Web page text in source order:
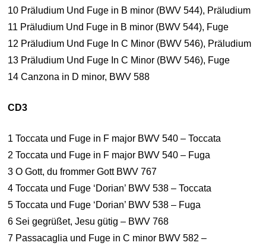
10 Präludium Und Fuge in B minor (BWV 544), Präludium
11 Präludium Und Fuge in B minor (BWV 544), Fuge
12 Präludium Und Fuge In C Minor (BWV 546), Präludium
13 Präludium Und Fuge In C Minor (BWV 546), Fuge
14 Canzona in D minor, BWV 588
CD3
1 Toccata und Fuge in F major BWV 540 – Toccata
2 Toccata und Fuge in F major BWV 540 – Fuga
3 O Gott, du frommer Gott BWV 767
4 Toccata und Fuge ‘Dorian’ BWV 538 – Toccata
5 Toccata und Fuge ‘Dorian’ BWV 538 – Fuga
6 Sei gegrüßet, Jesu gütig – BWV 768
7 Passacaglia und Fuge in C minor BWV 582 –